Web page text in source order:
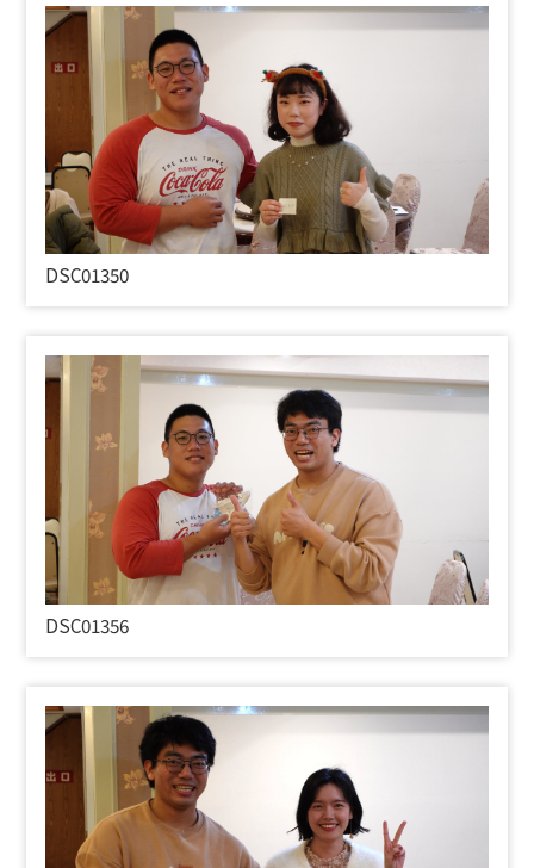
DSC01350
DSC01356